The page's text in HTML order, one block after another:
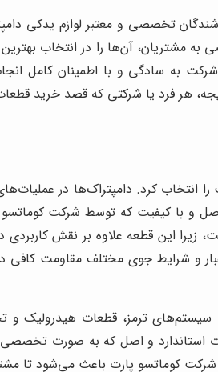
تخصصی و معتبر لوازم یدکی
آن‌ها را در انتخاب
به سادگی و با اطمینان کامل
هر فرد یا شرکتی که قصد خرید قطعات
را انتخاب کرد. دامپتراک‌ها در
و با کیفیت که توسط شرکت کوماتسو
این قطعه علاوه بر نقش کاربردی
غبار و شرایط جوی مختلف مقاومت
سیستم‌های ترمز، قطعات هیدرولیک و
و اصل که به صورت تخصصی
کوماتسو پارت باعث می‌شود تا